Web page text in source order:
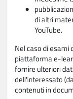
di altri
YouTube.
Nel caso di
piattaforma e-
fornire ulteriori
dell'interessato
contenuti in